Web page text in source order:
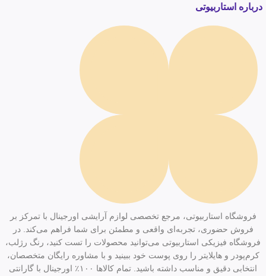
درباره استاربیوتی
فروشگاه استاربیوتی، مرجع تخصصی لوازم آرایشی اورجینال با تمرکز بر
فروش حضوری، تجربه‌ای واقعی و مطمئن برای شما فراهم می‌کند. در
فروشگاه فیزیکی استاربیوتی می‌توانید محصولات را تست کنید، رنگ رژلب،
کرم‌پودر و هایلایتر را روی پوست خود ببینید و با مشاوره رایگان متخصصان،
انتخابی دقیق و مناسب داشته باشید. تمام کالاها ۱۰۰٪ اورجینال با گارانتی